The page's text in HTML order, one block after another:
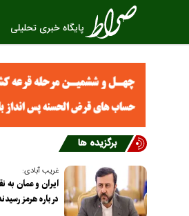
برگزیده ها
غریب آبادی:
ایران و عمان به
درباره هرمز